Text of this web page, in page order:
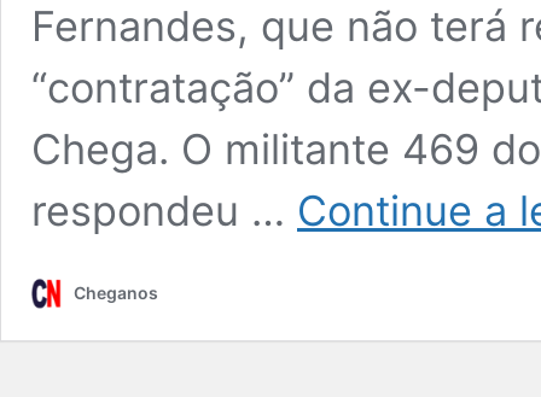
Fernandes, que não terá
“contratação” da ex-
Chega. O militante 469
respondeu … Continue a
Cheganos